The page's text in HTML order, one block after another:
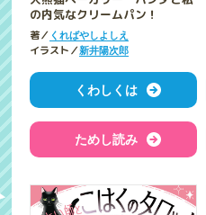
の内気なクリームパン！
著／ くればやしよしえ
イラスト／新井陽次郎
くわしくは
ためし読み